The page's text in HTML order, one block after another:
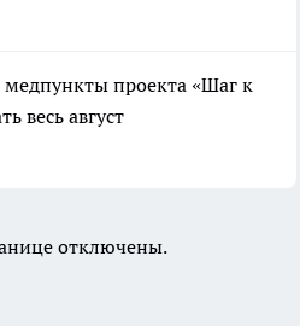
проекта «Шаг к
весь август
отключены.